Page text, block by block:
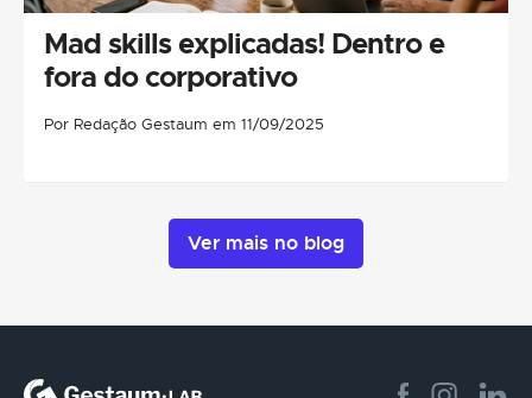
Mad skills explicadas! Dentro e
fora do corporativo
Por Redação Gestaum em 11/09/2025
Ver mais no blog